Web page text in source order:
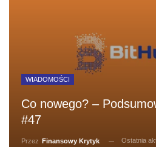
WIADOMOŚCI
Co nowego? –
#47
Przez Finansowy Krytyk Ostatnia